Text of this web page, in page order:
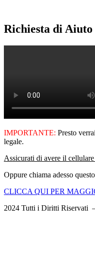
Richiesta di
IMPORTANTE: Presto
legale.
Assicurati di avere il
Oppure chiama adesso
CLICCA QUI PER
2024 Tutti i Diritti Riservati